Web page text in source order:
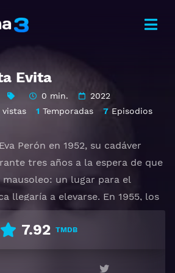
Evita
0 min.
2022
vistas 1 Temporadas 7 Episodios
Perón en 1952, su cadáver
tres años a la espera de que
un lugar para el
llegaría a elevarse. En 1955, los
en Argentina y esconden el
temen que pueda unir al país
se imaginan que, al ocultarla,
peligrosa en muerte que en
7.92 TMDB